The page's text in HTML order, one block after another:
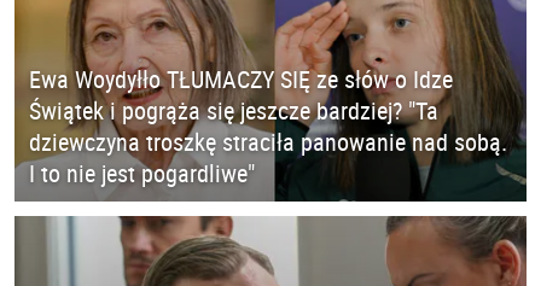
Ewa Woydyłło TŁUMACZY SIĘ ze słów o Idze
Świątek i pogrąża się jeszcze bardziej? "Ta
dziewczyna troszkę straciła panowanie nad sobą.
I to nie jest pogardliwe"